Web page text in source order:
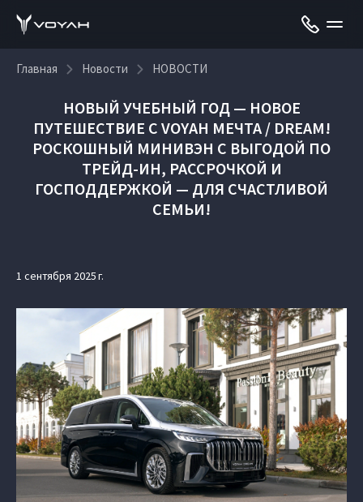
Главная Новости НОВОСТИ
НОВЫЙ УЧЕБНЫЙ ГОД — НОВОЕ
ПУТЕШЕСТВИЕ С VOYAH МЕЧТА / DREAM!
РОСКОШНЫЙ МИНИВЭН С ВЫГОДОЙ ПО
ТРЕЙД-ИН, РАССРОЧКОЙ И
ГОСПОДДЕРЖКОЙ — ДЛЯ СЧАСТЛИВОЙ
СЕМЬИ!
1 сентября 2025 г.